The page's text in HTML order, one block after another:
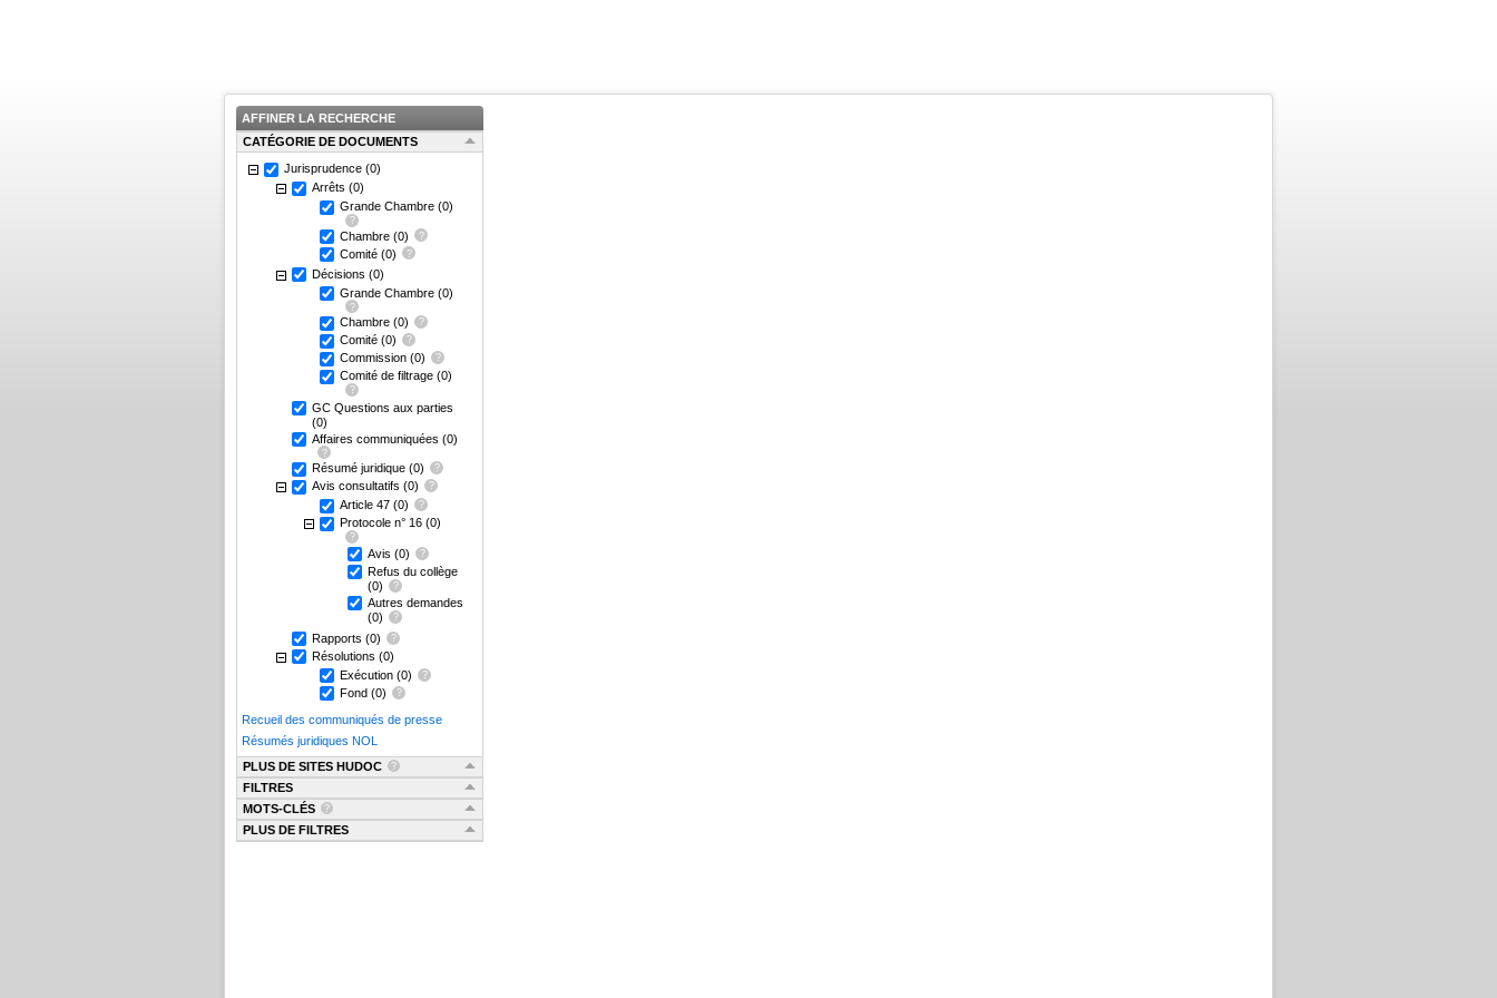
AFFINER LA RECHERCHE
CATÉGORIE DE DOCUMENTS
Jurisprudence (0)
Arrêts (0)
Grande Chambre (0)
Chambre (0)
Comité (0)
Décisions (0)
Grande Chambre (0)
Chambre (0)
Comité (0)
Commission (0)
Comité de filtrage (0)
GC Questions aux parties
(0)
Affaires communiquées (0)
Résumé juridique (0)
Avis consultatifs (0)
Article 47 (0)
Protocole n° 16 (0)
Avis (0)
Refus du collège
(0)
Autres demandes
(0)
Rapports (0)
Résolutions (0)
Exécution (0)
Fond (0)
Recueil des communiqués de presse
Résumés juridiques NOL
PLUS DE SITES HUDOC
FILTRES
MOTS-CLÉS
PLUS DE FILTRES